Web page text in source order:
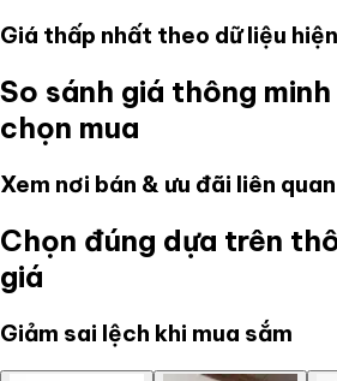
Giá thấp nhất theo dữ liệu
So sánh giá thông
chọn mua
Xem nơi bán & ưu đãi liên quan
Chọn đúng dựa trên
giá
Giảm sai lệch khi mua sắm